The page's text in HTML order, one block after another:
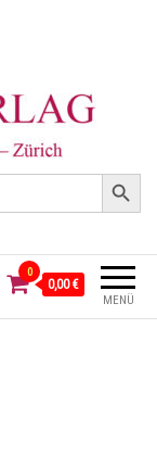
Search Button
MENÜ
0
0,00 €